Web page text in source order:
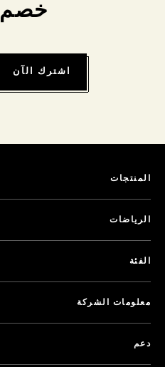
خصم 10٪
اشترك الآن
المنتجات
الرياضات
الفئة
معلومات الشركة
دعم